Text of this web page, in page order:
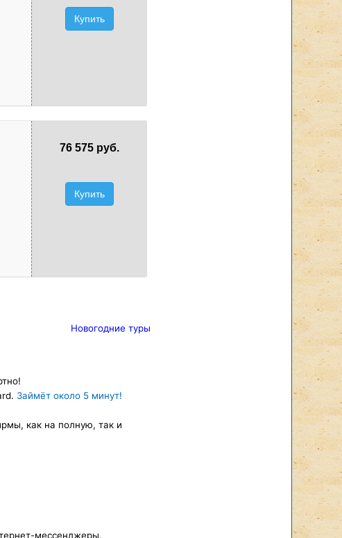
Купить
76 575 руб.
Купить
Новогодние туры
Займёт около 5 минут!
как на полную, так и
мессенджеры.